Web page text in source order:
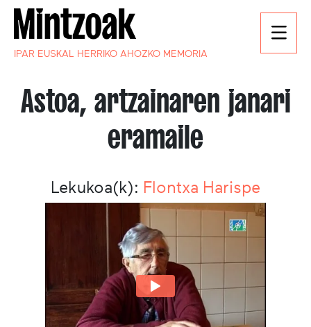
IPAR EUSKAL HERRIKO AHOZKO MEMORIA
Astoa, artzainaren janari
eramaile
Lekukoa(k): Flontxa Harispe